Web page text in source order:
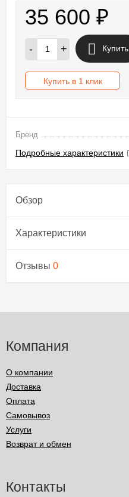
35 600 ₽
- + Купить
Купить в 1 клик
Бренд
Подробные характеристики
Обзор
Характеристики
Отзывы 0
Компания
О компании
Доставка
Оплата
Самовывоз
Услуги
Возврат и обмен
Контакты